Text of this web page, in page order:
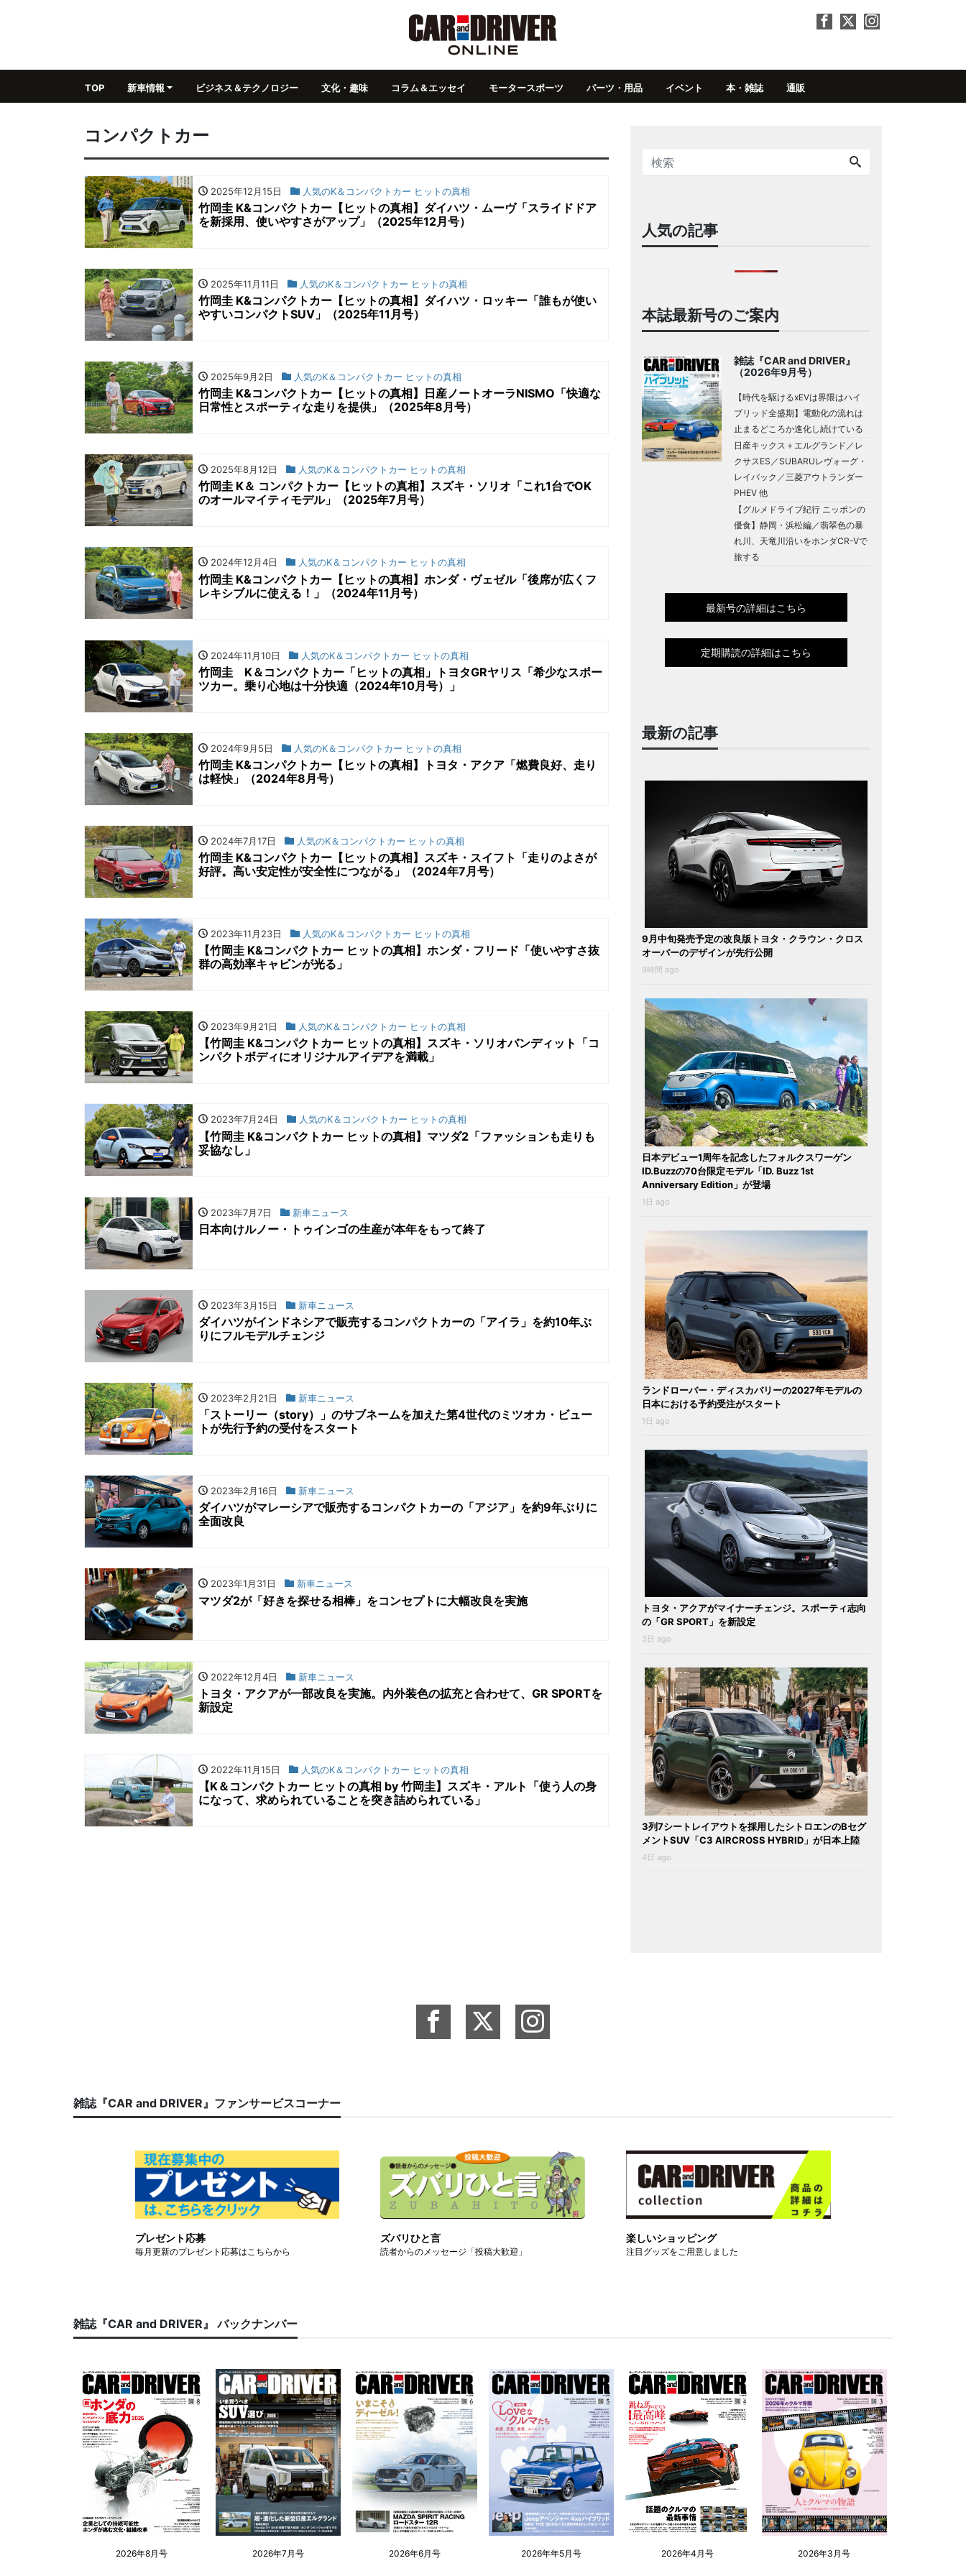
TOP 新車情報 ビジネス＆テクノロジー 文化・趣味 コラム＆エッセイ モータースポーツ パーツ・用品 イベント 本・雑誌 通販
コンパクトカー
2025年12月15日 人気のK＆コンパクトカー ヒットの真相
竹岡圭 K&コンパクトカー【ヒットの真相】ダイハツ・ムーヴ「スライドドア
を新採用、使いやすさがアップ」（2025年12月号）
2025年11月11日 人気のK＆コンパクトカー ヒットの真相
竹岡圭 K&コンパクトカー【ヒットの真相】ダイハツ・ロッキー「誰もが使い
やすいコンパクトSUV」（2025年11月号）
2025年9月2日 人気のK＆コンパクトカー ヒットの真相
竹岡圭 K&コンパクトカー【ヒットの真相】日産ノートオーラNISMO「快適な
日常性とスポーティな走りを提供」（2025年8月号）
2025年8月12日 人気のK＆コンパクトカー ヒットの真相
竹岡圭 K＆ コンパクトカー【ヒットの真相】スズキ・ソリオ「これ1台でOK
のオールマイティモデル」（2025年7月号）
2024年12月4日 人気のK＆コンパクトカー ヒットの真相
竹岡圭 K&コンパクトカー【ヒットの真相】ホンダ・ヴェゼル「後席が広くフ
レキシブルに使える！」（2024年11月号）
2024年11月10日 人気のK＆コンパクトカー ヒットの真相
竹岡圭 K＆コンパクトカー「ヒットの真相」トヨタGRヤリス「希少なスポー
ツカー。乗り心地は十分快適（2024年10月号）」
2024年9月5日 人気のK＆コンパクトカー ヒットの真相
竹岡圭 K&コンパクトカー【ヒットの真相】トヨタ・アクア「燃費良好、走り
は軽快」（2024年8月号）
2024年7月17日 人気のK＆コンパクトカー ヒットの真相
竹岡圭 K&コンパクトカー【ヒットの真相】スズキ・スイフト「走りのよさが
好評。高い安定性が安全性につながる」（2024年7月号）
2023年11月23日 人気のK＆コンパクトカー ヒットの真相
【竹岡圭 K&コンパクトカー ヒットの真相】ホンダ・フリード「使いやすさ抜
群の高効率キャビンが光る」
2023年9月21日 人気のK＆コンパクトカー ヒットの真相
【竹岡圭 K&コンパクトカー ヒットの真相】スズキ・ソリオバンディット「コ
ンパクトボディにオリジナルアイデアを満載」
2023年7月24日 人気のK＆コンパクトカー ヒットの真相
【竹岡圭 K&コンパクトカー ヒットの真相】マツダ2「ファッションも走りも
妥協なし」
2023年7月7日 新車ニュース
日本向けルノー・トゥインゴの生産が本年をもって終了
2023年3月15日 新車ニュース
ダイハツがインドネシアで販売するコンパクトカーの「アイラ」を約10年ぶ
りにフルモデルチェンジ
2023年2月21日 新車ニュース
「ストーリー（story）」のサブネームを加えた第4世代のミツオカ・ビュー
トが先行予約の受付をスタート
2023年2月16日 新車ニュース
ダイハツがマレーシアで販売するコンパクトカーの「アジア」を約9年ぶりに
全面改良
2023年1月31日 新車ニュース
マツダ2が「好きを探せる相棒」をコンセプトに大幅改良を実施
2022年12月4日 新車ニュース
トヨタ・アクアが一部改良を実施。内外装色の拡充と合わせて、GR SPORTを
新設定
2022年11月15日 人気のK＆コンパクトカー ヒットの真相
【K＆コンパクトカー ヒットの真相 by 竹岡圭】スズキ・アルト「使う人の身
になって、求められていることを突き詰められている」
人気の記事
本誌最新号のご案内
雑誌『CAR and DRIVER』
（2026年9月号）
【時代を駆けるxEVは界隈はハイ
ブリッド全盛期】電動化の流れは
止まるどころか進化し続けている
日産キックス＋エルグランド／レ
クサスES／SUBARUレヴォーグ・
レイバック／三菱アウトランダー
PHEV 他
【グルメドライブ紀行 ニッポンの
優食】静岡・浜松編／翡翠色の暴
れ川、天竜川沿いをホンダCR-Vで
旅する
最新号の詳細はこちら
定期購読の詳細はこちら
最新の記事
9月中旬発売予定の改良版トヨタ・クラウン・クロス
オーバーのデザインが先行公開
9時間 ago
日本デビュー1周年を記念したフォルクスワーゲン
ID.Buzzの70台限定モデル「ID. Buzz 1st
Anniversary Edition」が登場
1日 ago
ランドローバー・ディスカバリーの2027年モデルの
日本における予約受注がスタート
1日 ago
トヨタ・アクアがマイナーチェンジ。スポーティ志向
の「GR SPORT」を新設定
3日 ago
3列7シートレイアウトを採用したシトロエンのBセグ
メントSUV「C3 AIRCROSS HYBRID」が日本上陸
4日 ago
雑誌『CAR and DRIVER』ファンサービスコーナー
プレゼント応募
毎月更新のプレゼント応募はこちらから
ズバリひと言
読者からのメッセージ「投稿大歓迎」
楽しいショッピング
注目グッズをご用意しました
雑誌『CAR and DRIVER』 バックナンバー
2026年8月号 2026年7月号 2026年6月号 2026年年5月号 2026年4月号 2026年3月号